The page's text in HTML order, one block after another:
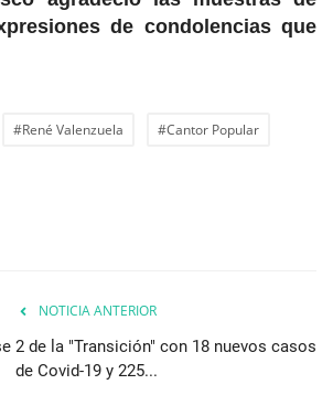
de condolencias que
#René Valenzuela #Cantor Popular
NOTICIA ANTERIOR
2 de la "Transición" con 18 nuevos casos
de Covid-19 y 225...